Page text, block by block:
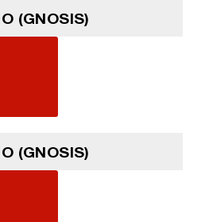
(GNOSIS)
(GNOSIS)